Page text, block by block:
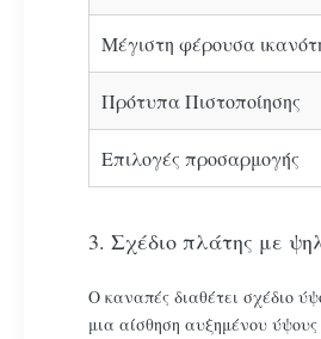
Μέγιστη φέρουσα
Πρότυπα Πιστοποίησης
Επιλογές προσαρμογής
3. Σχέδιο πλάτης με
Ο καναπές διαθέτει σχέδιο
μια αίσθηση αυξημένου